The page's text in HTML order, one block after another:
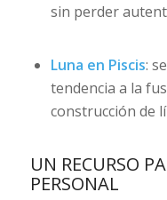
sin perder
Luna en Piscis:
tendencia a la
construcción de
UN RECURSO
PERSONAL